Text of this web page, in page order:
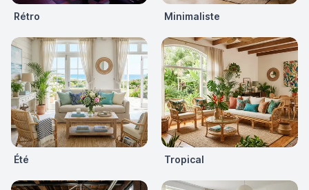
Rétro Minimaliste
Été Tropical